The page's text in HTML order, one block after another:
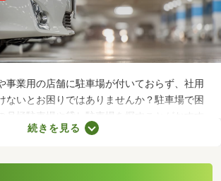
事業用の店舗に駐車場が付いておらず、社用
ないとお困りではありませんか？駐車場で困
月極駐車場や貸し駐車場を探すことがおすす
ら近い場所に駐車スペースを確保できれば、
チェックしてみましょう。
続きを見る